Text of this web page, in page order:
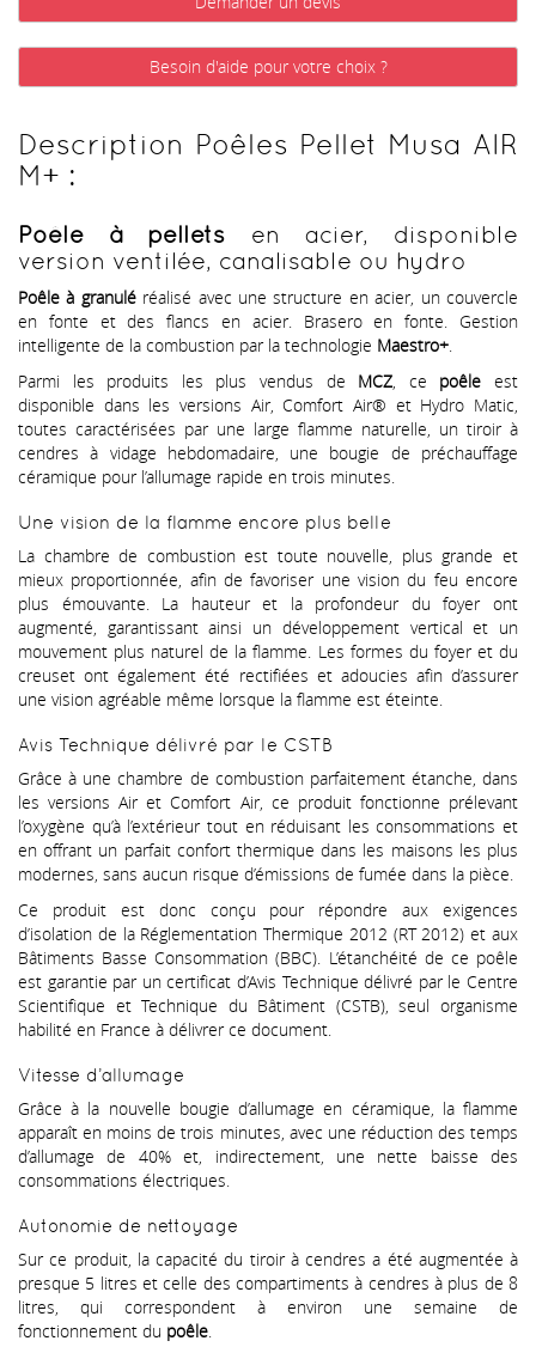
Besoin d'aide pour votre choix ?
Description Poêles Pellet Musa AIR
M+ :
Poêle à pellets en acier, disponible
version ventilée, canalisable ou hydro
Poêle à granuléréalisé avec une structure en acier, un couvercle
en fonte et des flancs en acier. Brasero en fonte. Gestion
intelligente de la combustion par la technologie Maestro+
Parmi les produits les plus vendus de MCZ , ce poêleest
disponible dans les versions Air, Comfort Air® et Hydro Matic,
toutes caractérisées par une large flamme naturelle, un tiroir à
cendres à vidage hebdomadaire, une bougie de préchauffage
céramique pour l’allumage rapide en trois minutes.
Une vision de la flamme encore plus belle
La chambre de combustion est toute nouvelle, plus grande et
mieux proportionnée, afin de favoriser une vision du feu encore
plus émouvante. La hauteur et la profondeur du foyer ont
augmenté, garantissant ainsi un développement vertical et un
mouvement plus naturel de la flamme. Les formes du foyer et du
creuset ont également été rectifiées et adoucies afin d’assurer
une vision agréable même lorsque la flamme est éteinte.
Avis Technique délivré par le CSTB
Grâce à une chambre de combustion parfaitement étanche, dans
les versions Air et Comfort Air, ce produit fonctionne prélevant
l’oxygène qu’à l’extérieur tout en réduisant les consommations et
en offrant un parfait confort thermique dans les maisons les plus
modernes, sans aucun risque d’émissions de fumée dans la pièce.
Ce produit est donc conçu pour répondre aux exigences
d’isolation de la Réglementation Thermique 2012 (RT 2012) et aux
Bâtiments Basse Consommation (BBC). L’étanchéité de ce poêle
est garantie par un certificat d’Avis Technique délivré par le Centre
Scientifique et Technique du Bâtiment (CSTB), seul organisme
habilité en France à délivrer ce document.
Vitesse d’allumage
Grâce à la nouvelle bougie d’allumage en céramique, la flamme
apparaît en moins de trois minutes, avec une réduction des temps
d’allumage de 40% et, indirectement, une nette baisse des
consommations électriques.
Autonomie de nettoyage
Sur ce produit, la capacité du tiroir à cendres a été augmentée à
presque 5 litres et celle des compartiments à cendres à plus de 8
litres, qui correspondent à environ une semaine de
fonctionnement du poêle